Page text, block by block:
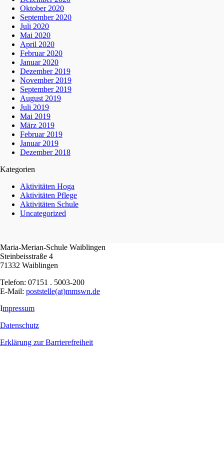
Oktober 2020
September 2020
Juli 2020
Mai 2020
April 2020
Februar 2020
Januar 2020
Dezember 2019
November 2019
September 2019
August 2019
Juli 2019
Mai 2019
März 2019
Februar 2019
Januar 2019
Dezember 2018
Kategorien
Aktivitäten Hoga
Aktivitäten Pflege
Aktivitäten Schule
Uncategorized
Maria-Merian-Schule Waiblingen
Steinbeisstraße 4
71332 Waiblingen
Telefon: 07151 . 5003-200
E-Mail: poststelle(at)mmswn.de
Impressum
Datenschutz
Erklärung zur Barrierefreiheit